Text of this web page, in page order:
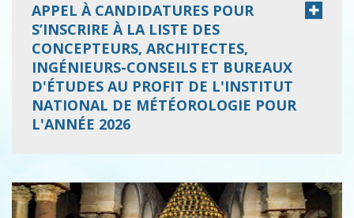
APPEL À CANDIDATURES POUR
S’INSCRIRE À LA LISTE DES
CONCEPTEURS, ARCHITECTES,
INGÉNIEURS-CONSEILS ET BUREAUX
D'ÉTUDES AU PROFIT DE L'INSTITUT
NATIONAL DE MÉTÉOROLOGIE POUR
L'ANNÉE 2026